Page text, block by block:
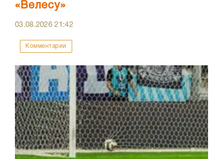
«Велесу»
03.08.202621:42
Комментарии